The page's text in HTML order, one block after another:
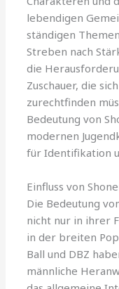
lebendigen
ständigen
Streben nach
die
Zuschauer, die
zurechtfinden
Bedeutung von
modernen
für Identifikation
Einfluss von
Die Bedeutung
nicht nur in ihrer
in der breiten
Ball und DBZ
männliche